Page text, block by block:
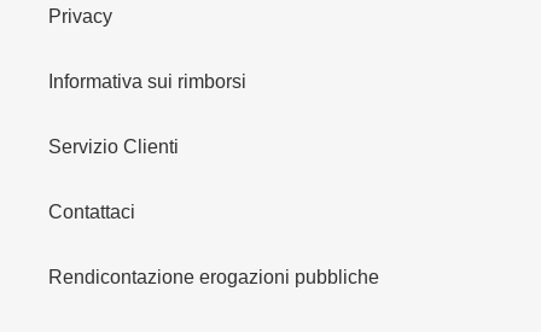
Privacy
Informativa sui rimborsi
Servizio Clienti
Contattaci
Rendicontazione erogazioni pubbliche